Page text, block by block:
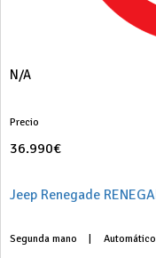
N/A
Precio
36.990€
Segunda mano Automático